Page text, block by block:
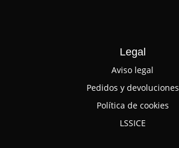
Legal
Aviso legal
Pedidos y devoluciones
Política de cookies
LSSICE